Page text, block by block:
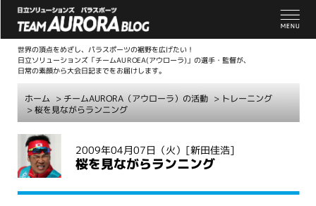
世界の頂点をめざし、パラスポーツの裾野を広げたい！
日立ソリューションズ「チームAUROEA(アウローラ)」の選手・監督が、
日常の素顔から大会日記までをお届けします。
ホーム > チームAURORA（アウローラ）の活動 > トレーニング
> 桜を見ながらランニング
2009年04月07日（火） [新田佳浩]
桜を見ながらランニング